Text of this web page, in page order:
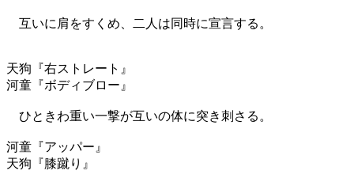
互いに肩をすくめ、二人は同時に宣言する。
天狗『右ストレート』
河童『ボディブロー』
ひときわ重い一撃が互いの体に突き刺さる。
河童『アッパー』
天狗『膝蹴り』